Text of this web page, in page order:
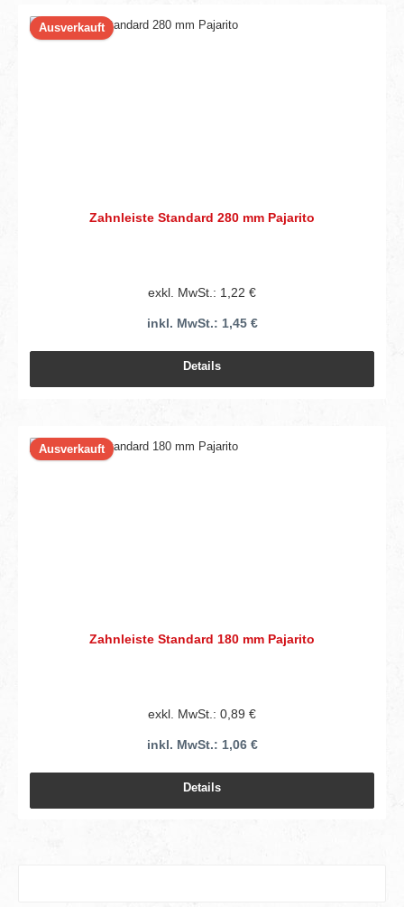
Ausverkauft
Zahnleiste Standard 280 mm Pajarito
exkl. MwSt.: 1,22 €
inkl. MwSt.: 1,45 €
Details
Ausverkauft
Zahnleiste Standard 180 mm Pajarito
exkl. MwSt.: 0,89 €
inkl. MwSt.: 1,06 €
Details